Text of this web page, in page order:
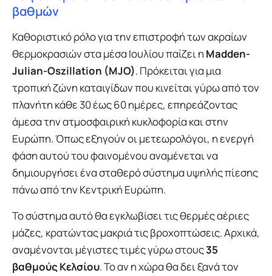
βαθμών
Καθοριστικό ρόλο για την επιστροφή των ακραίων
θερμοκρασιών στα μέσα Ιουλίου παίζει η Madden-
Julian-Oszillation (MJO). Πρόκειται για μια
τροπική ζώνη καταιγίδων που κινείται γύρω από τον
πλανήτη κάθε 30 έως 60 ημέρες, επηρεάζοντας
άμεσα την ατμοσφαιρική κυκλοφορία και στην
Ευρώπη. Όπως εξηγούν οι μετεωρολόγοι, η ενεργή
φάση αυτού του φαινομένου αναμένεται να
δημιουργήσει ένα σταθερό σύστημα υψηλής πίεσης
πάνω από την Κεντρική Ευρώπη.
Το σύστημα αυτό θα εγκλωβίσει τις θερμές αέριες
μάζες, κρατώντας μακριά τις βροχοπτώσεις. Αρχικά,
αναμένονται μέγιστες τιμές γύρω στους35
βαθμούς Κελσίου. Το αν η χώρα θα δει ξανά τον